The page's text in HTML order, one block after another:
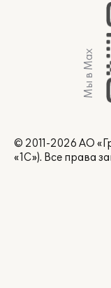
Мы в Max
© 2011-2026 АО
«1С»). Все права